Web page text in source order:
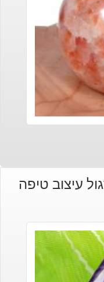
עיצוב טיפה